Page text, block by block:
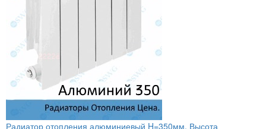
Радиатор отопления алюминиевый H=350мм, Высота